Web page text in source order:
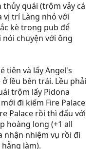
quái (trộm vảy cá
vị trí Làng nhỏ với
kè trong pub để
nói chuyện với ông
tiên và lấy Angel's
lều bên trái. Lều phải
trộm lấy Pidona
đi kiếm Fire Palace
Palace rồi thì đấu với
hoàng long (+1 all
nhận nhiệm vụ rồi đi
làm).